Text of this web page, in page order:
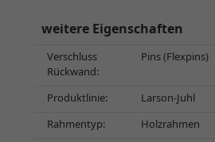
weitere Eigenschaften
Verschluss
Rückwand:
Pins (Flexpins)
Produktlinie:
Larson-Juhl
Rahmentyp:
Holzrahmen